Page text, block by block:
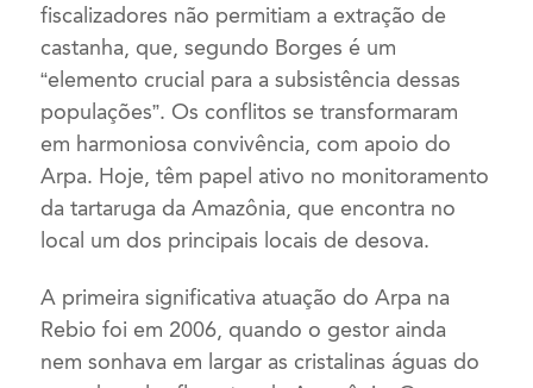
fiscalizadores não permitiam a extração de
castanha, que, segundo Borges é um
“elemento crucial para a subsistência dessas
populações”. Os conflitos se transformaram
em harmoniosa convivência, com apoio do
Arpa. Hoje, têm papel ativo no monitoramento
da tartaruga da Amazônia, que encontra no
local um dos principais locais de desova.
A primeira significativa atuação do Arpa na
Rebio foi em 2006, quando o gestor ainda
nem sonhava em largar as cristalinas águas do